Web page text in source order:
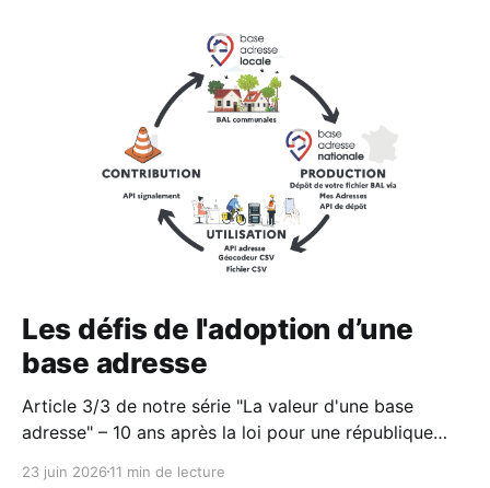
Les défis de l'adoption d’une
base adresse
Article 3/3 de notre série "La valeur d'une base
adresse" – 10 ans après la loi pour une république
23 juin 2026 11 min de lecture